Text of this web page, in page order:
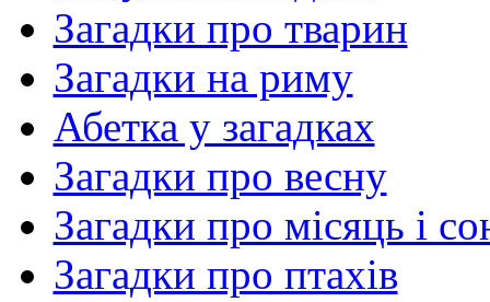
Загадки про тварин
Загадки на риму
Абетка у загадках
Загадки про весну
Загадки про місяць і
Загадки про птахів